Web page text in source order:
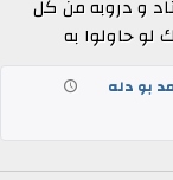
و دروبه من كل
لو حاولوا به
بو دله